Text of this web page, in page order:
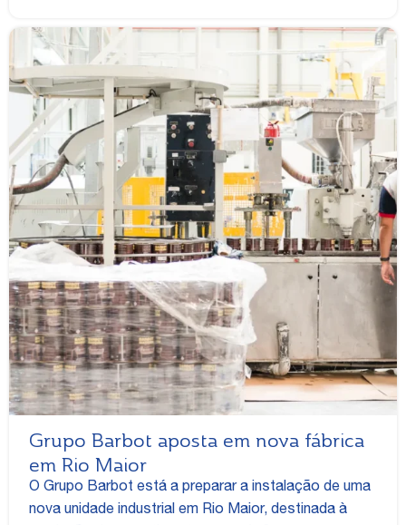
Grupo Barbot aposta em nova fábrica
em Rio Maior
O Grupo Barbot está a preparar a instalação de uma
nova unidade industrial em Rio Maior, destinada à